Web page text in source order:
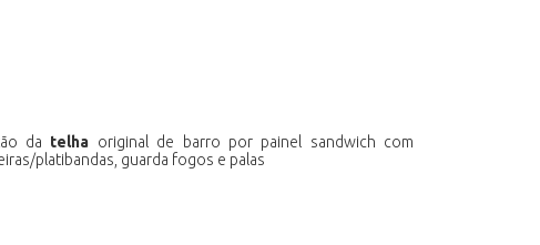
da telha original de barro por painel sandwich com
platibandas, guarda fogos e palas